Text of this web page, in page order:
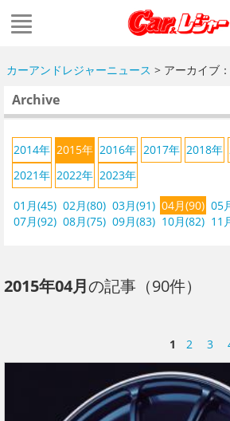
カーアンドレジャーニュース > アーカイブ
Archive
2014年 2015年 2016年 2017年 2018年
2021年 2022年 2023年
01月(45) 02月(80) 03月(91) 04月(90) 05
07月(92) 08月(75) 09月(83) 10月(82) 11
2015年04月の記事（90件）
1 2 3